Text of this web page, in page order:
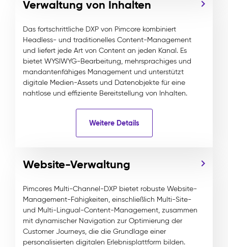
Verwaltung von Inhalten
Das fortschrittliche DXP von Pimcore kombiniert
Headless- und traditionelles Content-Management
und liefert jede Art von Content an jeden Kanal. Es
bietet WYSIWYG-Bearbeitung, mehrsprachiges und
mandantenfähiges Management und unterstützt
digitale Medien-Assets und Datenobjekte für eine
nahtlose und effiziente Bereitstellung von Inhalten.
Weitere Details
Website-Verwaltung
Pimcores Multi-Channel-DXP bietet robuste Website-
Management-Fähigkeiten, einschließlich Multi-Site-
und Multi-Lingual-Content-Management, zusammen
mit dynamischer Navigation zur Optimierung der
Customer Journeys, die die Grundlage einer
personalisierten digitalen Erlebnisplattform bilden.